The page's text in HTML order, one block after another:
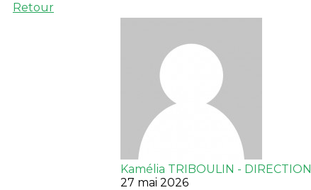
Retour
Kamélia TRIBOULIN - DIRECTION
27 mai 2026